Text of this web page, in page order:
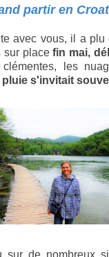
partir en
avec vous, il a plu
sur placefin mai,
les
s'invitait
sur de nombreux